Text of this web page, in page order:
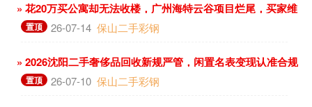
» 花20万买公寓却无法收楼，广州海特云谷项目烂尾，买家维
权难
置顶 26-07-14 保山二手彩钢
» 2026沈阳二手奢侈品回收新规严管，闲置名表变现认准合规
店置顶 26-07-10 保山二手彩钢